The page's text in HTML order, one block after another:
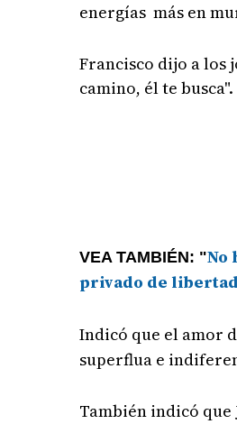
energías más en
Francisco dijo a los
camino, él te busca".
VEA TAMBIÉN: "No
privado de
Indicó que el amor
superflua e
También indicó